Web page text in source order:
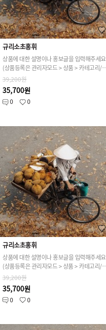
규리소초홍휘
상품에 대한 설명이나 홍보글을 입력해주세
(상품등록은 관리자모드 > 상품 > 카테고리/상품관리 > 상품등록 가능)
39,200원
35,700원
0 0
규리소초홍휘
상품에 대한 설명이나 홍보글을 입력해주세
(상품등록은 관리자모드 > 상품 > 카테고리/상품관리 > 상품등록 가능)
39,200원
35,700원
0 0